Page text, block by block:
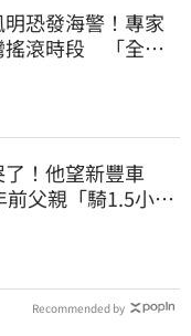
恐發海警！專家
搖滾時段 「全台
！他望新豐車
父親「騎1.5小時
Recommended by